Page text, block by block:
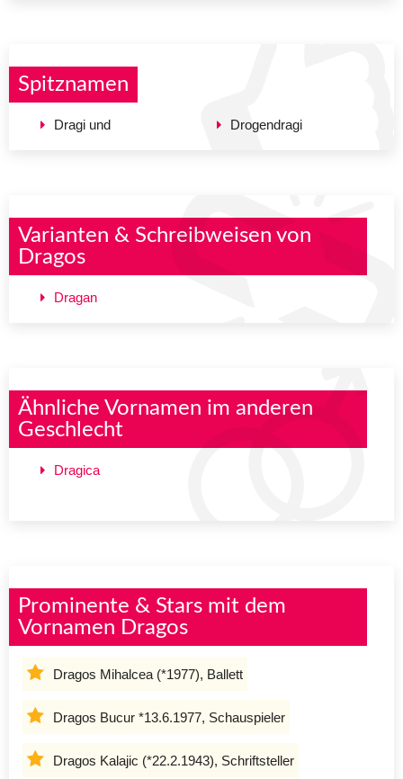
Spitznamen
Dragi und Drogendragi
Varianten & Schreibweisen von
Dragos
Dragan
Ähnliche Vornamen im anderen
Geschlecht
Dragica
Prominente & Stars mit dem
Vornamen Dragos
Dragos Mihalcea (*1977), Ballett
Dragos Bucur *13.6.1977, Schauspieler
Dragos Kalajic (*22.2.1943), Schriftsteller